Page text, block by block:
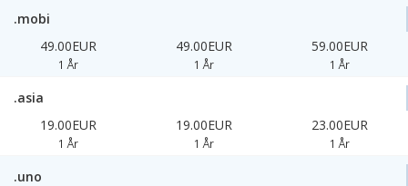
.mobi
49.00EUR
1 År
49.00EUR
1 År
59.00EUR
1 År
.asia
19.00EUR
1 År
19.00EUR
1 År
23.00EUR
1 År
.uno